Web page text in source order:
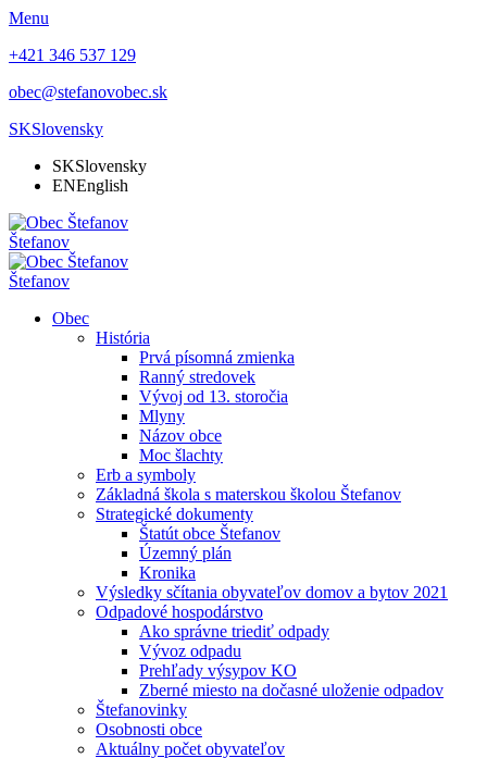
Menu
+421 346 537 129
obec@stefanovobec.sk
SKSlovensky
SKSlovensky
ENEnglish
Štefanov
Štefanov
Obec
História
Prvá písomná zmienka
Ranný stredovek
Vývoj od 13. storočia
Mlyny
Názov obce
Moc šlachty
Erb a symboly
Základná škola s materskou školou Štefanov
Strategické dokumenty
Štatút obce Štefanov
Územný plán
Kronika
Výsledky sčítania obyvateľov domov a bytov 2021
Odpadové hospodárstvo
Ako správne triediť odpady
Vývoz odpadu
Prehľady výsypov KO
Zberné miesto na dočasné uloženie odpadov
Štefanovinky
Osobnosti obce
Aktuálny počet obyvateľov